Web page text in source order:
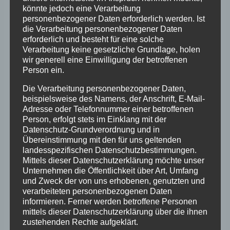
Ereignisse geworden zu sein, überwiegt bei
ihnen. Diejenigen, die wir psychohistorisch als
„Kriegs- und Führerkinder“ bezeichnen, sind oft
schon ab Geburt, aber ab 1933, als sie zur
Schule kamen, der brutal gewendeten, die
Menschen abwertenden Naziideologie in der
Schule ausgesetzt gewesen und danach noch
12 Jahre lang durch die NS-Pädagogik, die
Hitlerjugend und NS-Gesellschaft erzogen
worden. Was sie weitergaben, sollte unbedingt
beachtet werden, da sie ( z.B. 1929 geboren)
von 1949 bis 1989 in beiden deutschen
Staaten ihre Berufstätigkeit ableisteten, also
die Gesellschaft klar bestimmten.
könnte jedoch eine Verarbeitung
personenbezogener Daten erforderlich werden. Ist
die Verarbeitung personenbezogener Daten
erforderlich und besteht für eine solche
Verarbeitung keine gesetzliche Grundlage, holen
wir generell eine Einwilligung der betroffenen
Person ein.
Die Verarbeitung personenbezogener Daten,
beispielsweise des Namens, der Anschrift, E-Mail-
Adresse oder Telefonnummer einer betroffenen
Person, erfolgt stets im Einklang mit der
Datenschutz-Grundverordnung und in
Übereinstimmung mit den für uns geltenden
landesspezifischen Datenschutzbestimmungen.
Mittels dieser Datenschutzerklärung möchte unser
Unternehmen die Öffentlichkeit über Art, Umfang
und Zweck der von uns erhobenen, genutzten und
verarbeiteten personenbezogenen Daten
informieren. Ferner werden betroffene Personen
mittels dieser Datenschutzerklärung über die ihnen
zustehenden Rechte aufgeklärt.